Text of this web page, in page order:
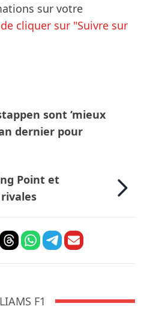
sur votre
cliquer sur "Suivre sur
sont ‘mieux
dernier pour
Point et
F1